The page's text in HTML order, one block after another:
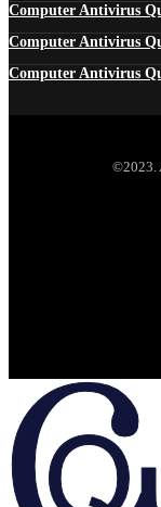
Computer Antivirus
Computer Antivirus
Computer Antivirus
©2023.